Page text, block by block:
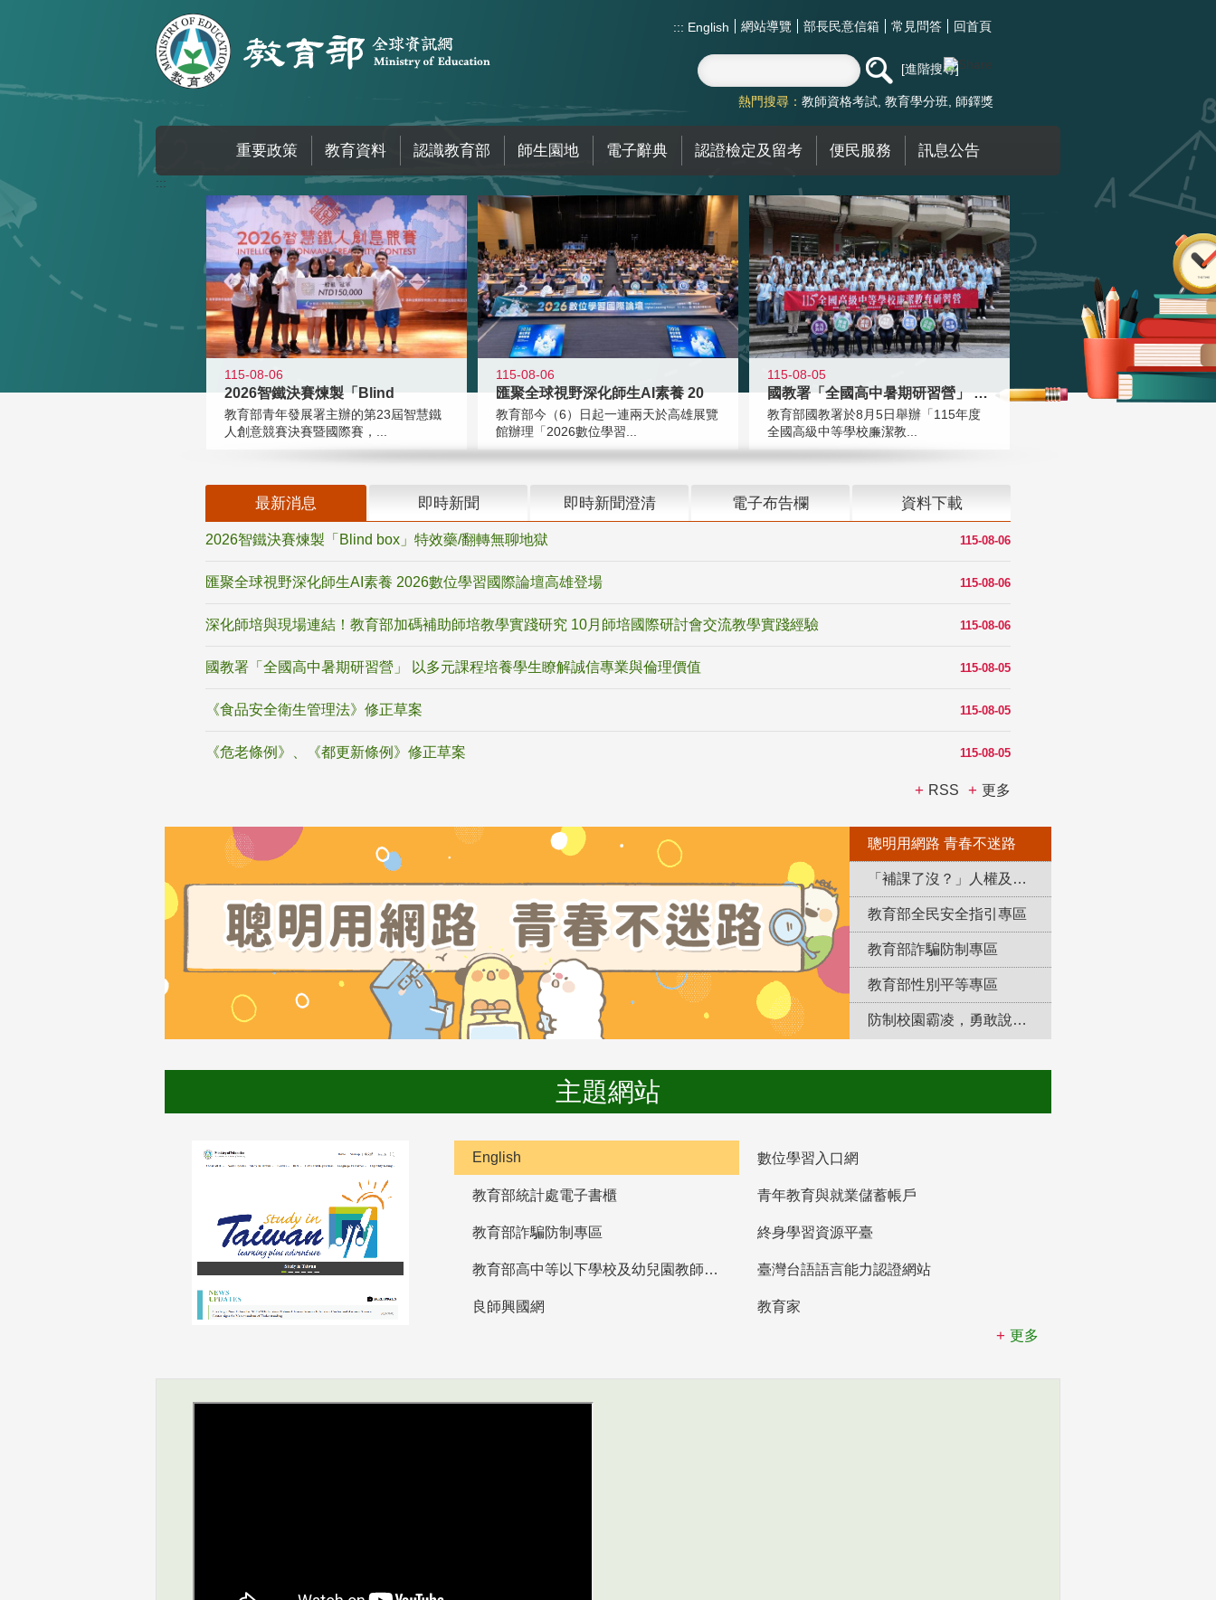
::: English 網站導覽 部長民意信箱 常見問答 回首頁
進階搜尋
熱門搜尋： 教師資格考試 教育學分班 師鐸獎
重要政策 教育資料 認識教育部 師生園地 電子辭典 認證檢定及留考 便民服務 訊息公告
:::
115-08-06
2026智鐵決賽煉製「Blind
教育部青年發展署主辦的第23屆智慧鐵
人創意競賽決賽暨國際賽，...
115-08-06
匯聚全球視野深化師生AI素養 20
教育部今（6）日起一連兩天於高雄展覽
館辦理「2026數位學習...
115-08-05
國教署「全國高中暑期研習營」 以多
教育部國教署於8月5日舉辦「115年度
全國高級中等學校廉潔教...
最新消息 即時新聞 即時新聞澄清 電子布告欄 資料下載
115-08-06
2026智鐵決賽煉製「Blind box」特效藥/翻轉無聊地獄
115-08-06
匯聚全球視野深化師生AI素養 2026數位學習國際論壇高雄登場
115-08-06
深化師培與現場連結！教育部加碼補助師培教學實踐研究 10月師培國際研討會交流教學實踐經驗
115-08-05
國教署「全國高中暑期研習營」 以多元課程培養學生瞭解誠信專業與倫理價值
115-08-05
《食品安全衛生管理法》修正草案
115-08-05
《危老條例》、《都更新條例》修正草案
RSS 更多
聰明用網路 青春不迷路
「補課了沒？」人權及轉型正義教育專區
教育部全民安全指引專區
教育部詐騙防制專區
教育部性別平等專區
防制校園霸凌，勇敢說出來！
主題網站
English 數位學習入口網
教育部統計處電子書櫃 青年教育與就業儲蓄帳戶
教育部詐騙防制專區 終身學習資源平臺
教育部高中等以下學校及幼兒園教師資格檢定考試 臺灣台語語言能力認證網站
良師興國網
教育家
更多